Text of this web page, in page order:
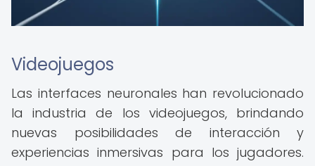
Videojuegos
Las interfaces neuronales han revolucionado
la industria de los videojuegos, brindando
nuevas posibilidades de interacción y
experiencias inmersivas para los jugadores.